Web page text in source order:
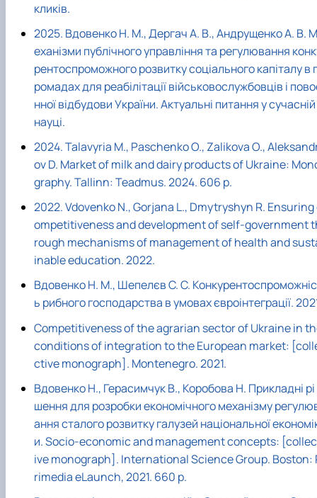
кликів.
2025. Вдовенко Н. М., Дергач А. В., Андрущенко А. В. М
еханізми публічного управління та регулювання
рентоспроможного розвитку соціального капіталу в г
ромадах для реабілітації військовослужбовців і
нної відбудови України. Актуальні питання у сучасній
науці.
2024. Talavyria M., Paschenko O., Zalikova O.,
ov D. Market of milk and dairy products of Ukraine:
graphy. Tallinn: Teadmus. 2024. 606 p.
2022. Vdovenko N., Gorjana L., Dmytryshyn R. Ensuring
ompetitiveness and development of self-government
rough mechanisms of management of health and
inable education. 2022.
Вдовенко Н. М., Шепелєв С. С.
ь рибного господарства в умовах євроінтеграції.
Competitiveness of the agrarian sector of Ukraine in
conditions of integration to the European market:
ctive monograph]. Montenegro. 2021.
Вдовенко Н., Герасимчук В., Коробова Н. Прикладні рі
шення для розробки економічного механізму
ання сталого розвитку галузей національної
и. Socio-economic and management concepts:
ive monograph]. International Science Group. Boston:
rimedia eLaunch, 2021. 660 р.